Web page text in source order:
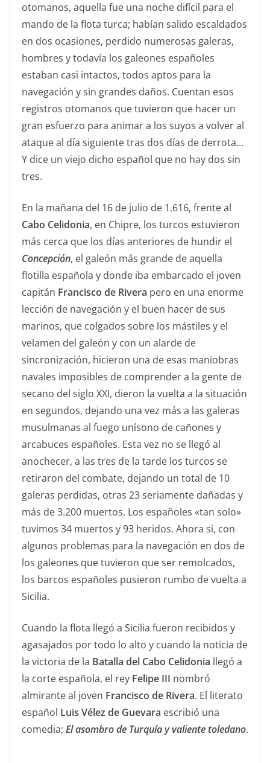
otomanos, aquella fue una noche difícil para el
mando de la flota turca; habían salido escaldados
en dos ocasiones, perdido numerosas galeras,
hombres y todavía los galeones españoles
estaban casi intactos, todos aptos para la
navegación y sin grandes daños. Cuentan esos
registros otomanos que tuvieron que hacer un
gran esfuerzo para animar a los suyos a volver al
ataque al día siguiente tras dos días de derrota…
Y dice un viejo dicho español que no hay dos sin
tres.
En la mañana del 16 de julio de 1.616, frente al
Cabo Celidonia, en Chipre, los turcos estuvieron
más cerca que los días anteriores de hundir el
Concepción, el galeón más grande de aquella
flotilla española y donde iba embarcado el joven
capitán Francisco de Rivera pero en una enorme
lección de navegación y el buen hacer de sus
marinos, que colgados sobre los mástiles y el
velamen del galeón y con un alarde de
sincronización, hicieron una de esas maniobras
navales imposibles de comprender a la gente de
secano del siglo XXI, dieron la vuelta a la situación
en segundos, dejando una vez más a las galeras
musulmanas al fuego unísono de cañones y
arcabuces españoles. Esta vez no se llegó al
anochecer, a las tres de la tarde los turcos se
retiraron del combate, dejando un total de 10
galeras perdidas, otras 23 seriamente dañadas y
más de 3.200 muertos. Los españoles «tan solo»
tuvimos 34 muertos y 93 heridos. Ahora si, con
algunos problemas para la navegación en dos de
los galeones que tuvieron que ser remolcados,
los barcos españoles pusieron rumbo de vuelta a
Sicilia.
Cuando la flota llegó a Sicilia fueron recibidos y
agasajados por todo lo alto y cuando la noticia de
la victoria de la Batalla del Cabo Celidonia llegó a
la corte española, el rey Felipe III nombró
almirante al joven Francisco de Rivera. El literato
español Luis Vélez de Guevara escribió una
comedia; El asombro de Turquía y valiente toledano.